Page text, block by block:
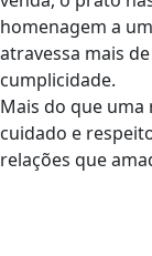
homenagem a
atravessa mais
cumplicidade.
Mais do que
cuidado e
relações que